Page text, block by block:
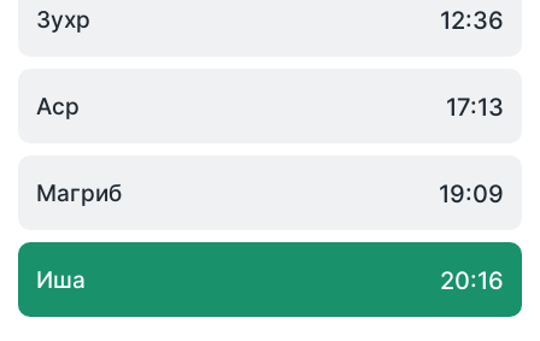
Зухр 12:36
Аср 17:13
Магриб 19:09
Иша 20:16